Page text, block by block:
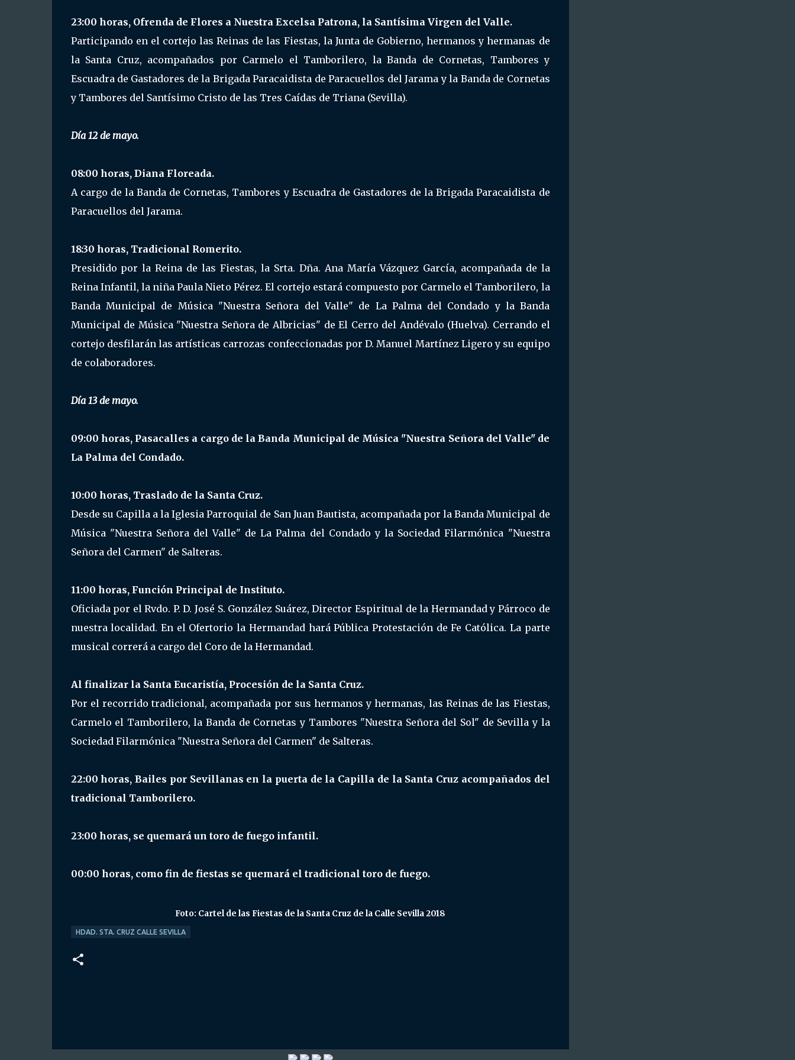
23:00 horas, Ofrenda de Flores a Nuestra Excelsa Patrona, la Santísima Virgen del Valle.
Participando en el cortejo las Reinas de las Fiestas, la Junta de Gobierno, hermanos y hermanas de
la Santa Cruz, acompañados por Carmelo el Tamborilero, la Banda de Cornetas, Tambores y
Escuadra de Gastadores de la Brigada Paracaidista de Paracuellos del Jarama y la Banda de Cornetas
y Tambores del Santísimo Cristo de las Tres Caídas de Triana (Sevilla).
Día 12 de mayo.
08:00 horas, Diana Floreada.
A cargo de la Banda de Cornetas, Tambores y Escuadra de Gastadores de la Brigada Paracaidista de
Paracuellos del Jarama.
18:30 horas, Tradicional Romerito.
Presidido por la Reina de las Fiestas, la Srta. Dña. Ana María Vázquez García, acompañada de la
Reina Infantil, la niña Paula Nieto Pérez. El cortejo estará compuesto por Carmelo el Tamborilero, la
Banda Municipal de Música "Nuestra Señora del Valle" de La Palma del Condado y la Banda
Municipal de Música "Nuestra Señora de Albricias" de El Cerro del Andévalo (Huelva). Cerrando el
cortejo desfilarán las artísticas carrozas confeccionadas por D. Manuel Martínez Ligero y su equipo
de colaboradores.
Día 13 de mayo.
09:00 horas, Pasacalles a cargo de la Banda Municipal de Música "Nuestra Señora del Valle" de
La Palma del Condado.
10:00 horas, Traslado de la Santa Cruz.
Desde su Capilla a la Iglesia Parroquial de San Juan Bautista, acompañada por la Banda Municipal de
Música "Nuestra Señora del Valle" de La Palma del Condado y la Sociedad Filarmónica "Nuestra
Señora del Carmen" de Salteras.
11:00 horas, Función Principal de Instituto.
Oficiada por el Rvdo. P. D. José S. González Suárez, Director Espiritual de la Hermandad y Párroco de
nuestra localidad. En el Ofertorio la Hermandad hará Pública Protestación de Fe Católica. La parte
musical correrá a cargo del Coro de la Hermandad.
Al finalizar la Santa Eucaristía, Procesión de la Santa Cruz.
Por el recorrido tradicional, acompañada por sus hermanos y hermanas, las Reinas de las Fiestas,
Carmelo el Tamborilero, la Banda de Cornetas y Tambores "Nuestra Señora del Sol" de Sevilla y la
Sociedad Filarmónica "Nuestra Señora del Carmen" de Salteras.
22:00 horas, Bailes por Sevillanas en la puerta de la Capilla de la Santa Cruz acompañados del
tradicional Tamborilero.
23:00 horas, se quemará un toro de fuego infantil.
00:00 horas, como fin de fiestas se quemará el tradicional toro de fuego.
Foto: Cartel de las Fiestas de la Santa Cruz de la Calle Sevilla 2018
HDAD. STA. CRUZ CALLE SEVILLA